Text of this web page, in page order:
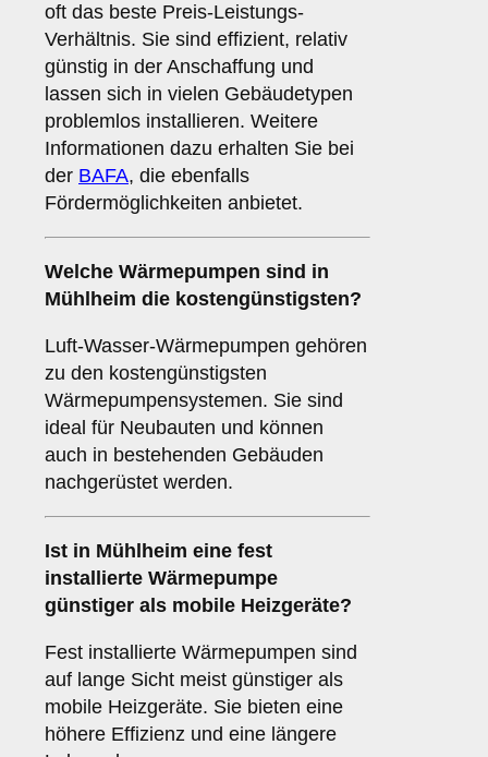
oft das beste Preis-Leistungs-
Verhältnis. Sie sind effizient, relativ
günstig in der Anschaffung und
lassen sich in vielen Gebäudetypen
problemlos installieren. Weitere
Informationen dazu erhalten Sie bei
der BAFA, die ebenfalls
Fördermöglichkeiten anbietet.
Welche Wärmepumpen sind in
Mühlheim die kostengünstigsten?
Luft-Wasser-Wärmepumpen gehören
zu den kostengünstigsten
Wärmepumpensystemen. Sie sind
ideal für Neubauten und können
auch in bestehenden Gebäuden
nachgerüstet werden.
Ist in Mühlheim eine fest
installierte Wärmepumpe
günstiger als mobile Heizgeräte?
Fest installierte Wärmepumpen sind
auf lange Sicht meist günstiger als
mobile Heizgeräte. Sie bieten eine
höhere Effizienz und eine längere